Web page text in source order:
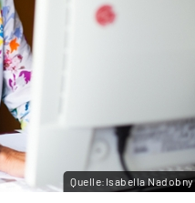
Quelle:Isabella Nadobny